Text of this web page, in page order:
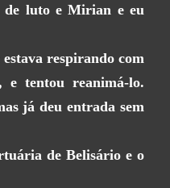
luto e Mirian e eu
respirando com
e tentou reanimá-lo.
já deu entrada sem
de Belisário e o